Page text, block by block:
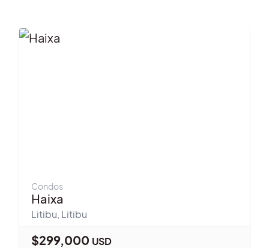
Condos
Haixa
Litibu, Litibu
$299,000 USD